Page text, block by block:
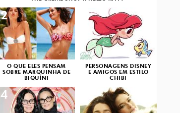
O QUE ELES PENSAM
SOBRE MARQUINHA DE
BIQUÍNI
2
PERSONAGENS DISNEY
E AMIGOS EM ESTILO
CHIBI
3
4